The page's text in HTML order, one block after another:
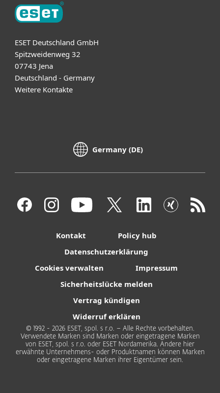
ESET Deutschland GmbH
Spitzweidenweg 32
07743 Jena
Deutschland - Germany
Weitere Kontakte
Germany (DE)
Kontakt
Policy hub
Datenschutzerklärung
Cookies verwalten
Impressum
Sicherheitslücke melden
Vertrag kündigen
Widerruf erklären
© 1992 - 2026 ESET, spol. s r.o. – Alle Rechte vorbehalten.
Verwendete Marken sind Marken oder eingetragene Marken
von ESET, spol. s r.o. oder ESET Nordamerika. Andere hier
erwähnte Unternehmens- oder Produktnamen können Marken
oder eingetragene Marken ihrer Eigentümer sein.